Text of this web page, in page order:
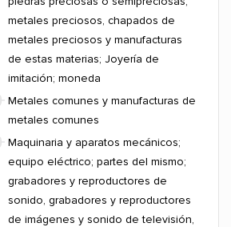
metales preciosos, chapados de
metales preciosos y manufacturas
de estas materias; Joyería de
imitación; moneda
Metales comunes y manufacturas de
metales comunes
Maquinaria y aparatos mecánicos;
equipo eléctrico; partes del mismo;
grabadores y reproductores de
sonido, grabadores y reproductores
de imágenes y sonido de televisión,